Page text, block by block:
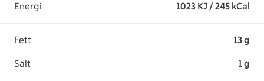
Energi 1023 KJ / 245 kCal
Fett 13 g
Salt 1 g